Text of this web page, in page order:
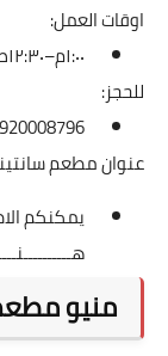
اوقات العمل:
١:٠٠م–١٢:٣٠ص
للحجز:
920008796
عنوان مطعم
يمكنكم
منيو